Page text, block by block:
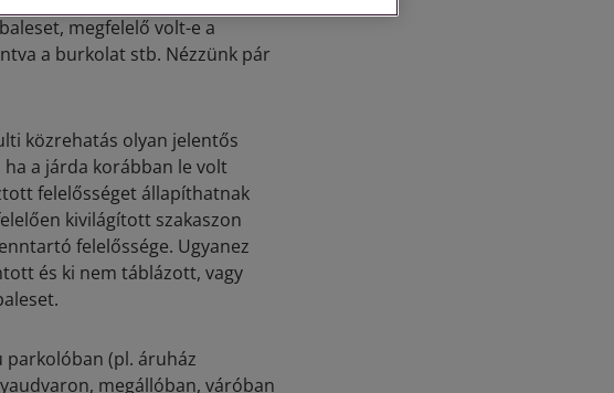
megfelelő volt-e a
a burkolat stb. Nézzünk pár
közrehatás olyan jelentős
a járda korábban le volt
felelősséget állapíthatnak
kivilágított szakaszon
felelőssége. Ugyanez
és ki nem táblázott, vagy
(pl. áruház
megállóban, váróban